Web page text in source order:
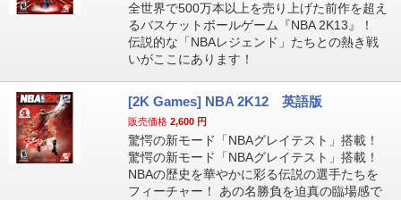
全世界で500万本以上を売り上げた前作を超え
るバスケットボールゲーム『NBA 2K13』！
伝説的な「NBAレジェンド」たちとの熱き戦
いがここにあります！
[2K Games] NBA 2K12 英語版
販売価格 2,600 円
驚愕の新モード「NBAグレイテスト」搭載！
驚愕の新モード「NBAグレイテスト」搭載！
NBAの歴史を華やかに彩る伝説の選手たちを
フィーチャー！ あの名勝負を迫真の臨場感で